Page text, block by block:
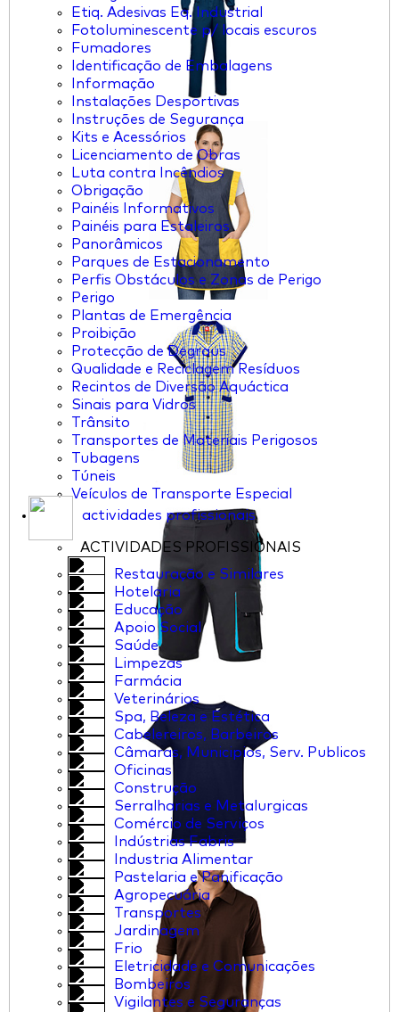
Etiq. Adesivas Eq. Industrial
Fotoluminescente p/ locais escuros
Fumadores
Identificação de Embalagens
Informação
Instalações Desportivas
Instruções de Segurança
Kits e Acessórios
Licenciamento de Obras
Luta contra Incêndios
Obrigação
Painéis Informativos
Painéis para Estaleiros
Panorâmicos
Parques de Estacionamento
Perfis Obstáculos e Zonas de Perigo
Perigo
Plantas de Emergência
Proibição
Protecção de Degraus
Qualidade e Reciclagem Resíduos
Recintos de Diversão Aquáctica
Sinais para Vidros
Trânsito
Transportes de Materiais Perigosos
Tubagens
Túneis
Veículos de Transporte Especial
actividades profissionais
ACTIVIDADES PROFISSIONAIS
Restauração e Similares
Hotelaria
Educação
Apoio Social
Saúde
Limpezas
Farmácia
Veterinários
Spa, Beleza e Estética
Cabelereiros, Barbeiros
Câmaras, Municipios, Serv. Publicos
Oficinas
Construção
Serralharias e Metalurgicas
Comércio de Serviços
Indústrias Fabris
Industria Alimentar
Pastelaria e Panificação
Agropecuária
Transportes
Jardinagem
Frio
Eletricidade e Comunicações
Bombeiros
Vigilantes e Seguranças